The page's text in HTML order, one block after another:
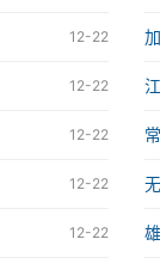
12-22
12-22
12-22
12-22
12-22